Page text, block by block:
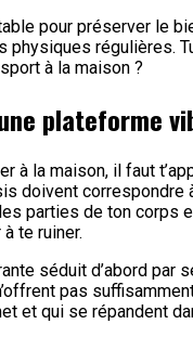
pour préserver le
physiques régulières.
à la maison ?
plateforme
à la maison, il faut
doivent correspondre
parties de ton corps
te ruiner.
séduit d’abord par
pas
et qui se répandent